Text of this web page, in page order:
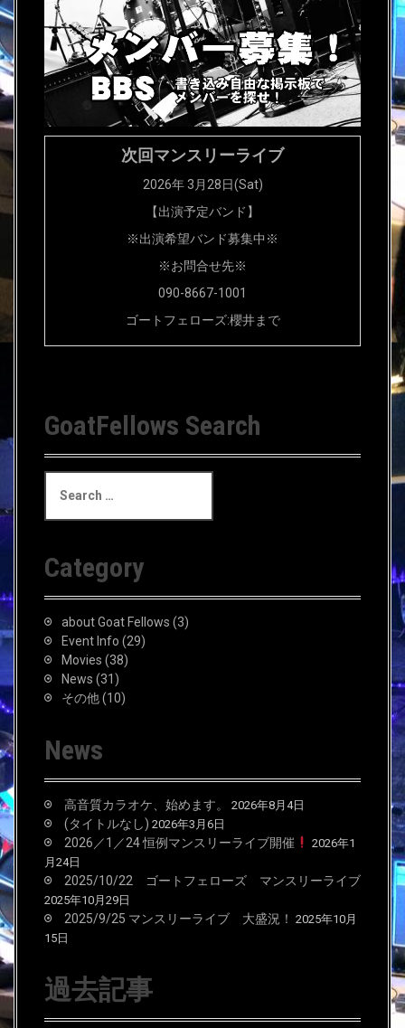
次回マンスリーライブ
2026年 3月28日(Sat)
【出演予定バンド】
※出演希望バンド募集中※
※お問合せ先※
090-8667-1001
ゴートフェローズ:櫻井まで
GoatFellows Search
a
c
h
f
Category
about Goat Fellows (3)
Event Info (29)
Movies (38)
News (31)
その他(10)
News
高音質カラオケ、始めます。 2026年8月4日
(タイトルなし) 2026年3月6日
2026／1／24 恒例マンスリーライブ開催
2026年1
月24日
2025/10/22 ゴートフェローズ マンスリーライブ
2025年10月29日
2025/9/25 マンスリーライブ 大盛況！ 2025年10月
15日
過去記事